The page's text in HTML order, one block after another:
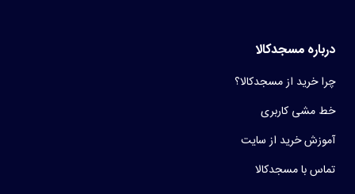
درباره مسجدکالا
چرا خرید از مسجدکالا؟
خط مشی کاربری
آموزش خرید از سایت
تماس با مسجدکالا